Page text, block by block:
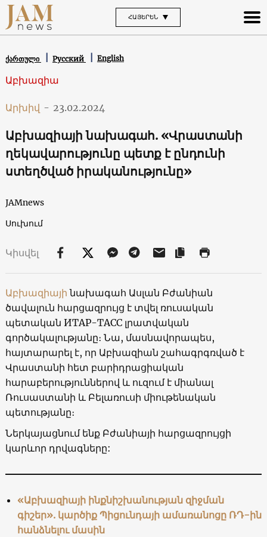
ՀԱՅԵՐԵՆ
ქართული Русский English
Աբխազիա
Արխիվ - 23.02.2024
Աբխազիայի նախագահ. «Վրաստանի
ղեկավարությունը պետք է ընդունի
ստեղծված իրականությունը»
JAMnews
Սուխում
Կիսվել
Աբխազիայի նախագահ Ասլան Բժանիան
ծավալուն հարցազրույց է տվել ռուսական
պետական ​​ИТАР-ТАСС լրատվական
գործակալությանը։ Նա, մասնավորապես,
հայտարարել է, որ Աբխազիան շահագրգռված է
Վրաստանի հետ բարիդրացիական
հարաբերություններով և ուզում է միանալ
Ռուսաստանի և Բելառուսի միութենական
պետությանը։
Ներկայացնում ենք Բժանիայի հարցազրույցի
կարևոր դրվագները:
«Աբխազիայի ինքնիշխանության զիջման
գիշեր». կարծիք Պիցունդայի ​​ամառանոցը ՌԴ-ին
հանձնելու մասին